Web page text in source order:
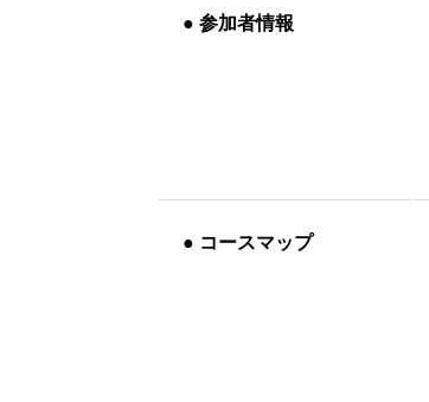
● 参加者情報
● コースマップ